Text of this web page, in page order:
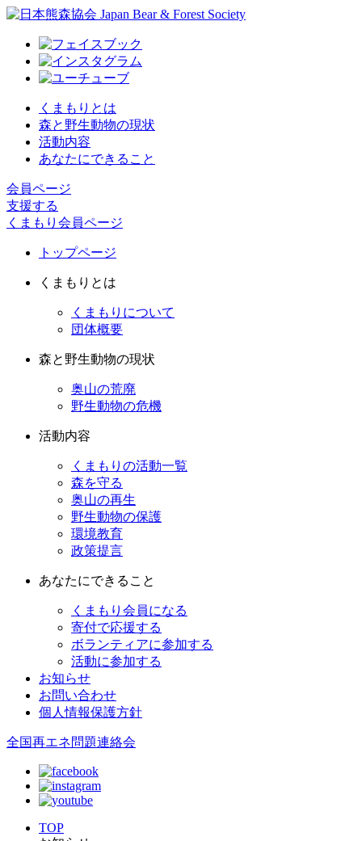
くまもりとは
森と野生動物の現状
活動内容
あなたにできること
会員ページ
支援する
くまもり会員ページ
トップページ
くまもりとは
くまもりについて
団体概要
森と野生動物の現状
奥山の荒廃
野生動物の危機
活動内容
くまもりの活動一覧
森を守る
奥山の再生
野生動物の保護
環境教育
政策提言
あなたにできること
くまもり会員になる
寄付で応援する
ボランティアに参加する
活動に参加する
お知らせ
お問い合わせ
個人情報保護方針
全国再エネ問題連絡会
TOP